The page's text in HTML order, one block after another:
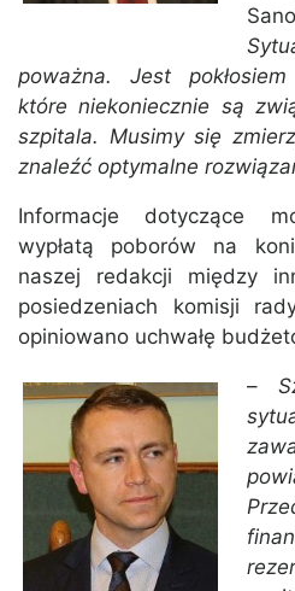
poważna. Jest
które niekoniecznie są
szpitala. Musimy się
znaleźć optymalne
Informacje dotyczące
wypłatą poborów na
naszej redakcji między
posiedzeniach komisji
opiniowano uchwałę
–